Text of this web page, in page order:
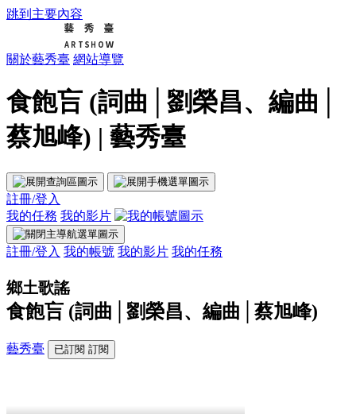
跳到主要內容
關於藝秀臺 網站導覽
食飽吂 (詞曲│劉榮昌、編曲│
蔡旭峰) | 藝秀臺
註冊/登入
我的任務 我的影片
註冊/登入 我的帳號 我的影片 我的任務
鄉土歌謠
食飽吂 (詞曲│劉榮昌、編曲│蔡旭峰)
藝秀臺 已訂閱 訂閱